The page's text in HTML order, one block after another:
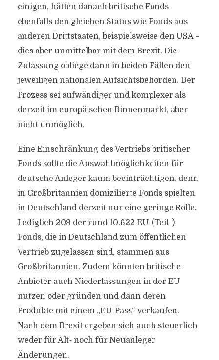
einigen, hätten danach britische Fonds
ebenfalls den gleichen Status wie Fonds aus
anderen Drittstaaten, beispielsweise den USA –
dies aber unmittelbar mit dem Brexit. Die
Zulassung obliege dann in beiden Fällen den
jeweiligen nationalen Aufsichtsbehörden. Der
Prozess sei aufwändiger und komplexer als
derzeit im europäischen Binnenmarkt, aber
nicht unmöglich.
Eine Einschränkung des Vertriebs britischer
Fonds sollte die Auswahlmöglichkeiten für
deutsche Anleger kaum beeinträchtigen, denn
in Großbritannien domizilierte Fonds spielten
in Deutschland derzeit nur eine geringe Rolle.
Lediglich 209 der rund 10.622 EU-(Teil-)
Fonds, die in Deutschland zum öffentlichen
Vertrieb zugelassen sind, stammen aus
Großbritannien. Zudem könnten britische
Anbieter auch Niederlassungen in der EU
nutzen oder gründen und dann deren
Produkte mit einem „EU-Pass“ verkaufen.
Nach dem Brexit ergeben sich auch steuerlich
weder für Alt- noch für Neuanleger
Änderungen.